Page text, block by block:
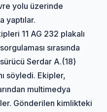
yolu üzerinde
yaptılar.
11 AG 232 plakalı
sırasında
Serdar A.(18)
söyledi. Ekipler,
multimedya
Gönderilen kimlikteki